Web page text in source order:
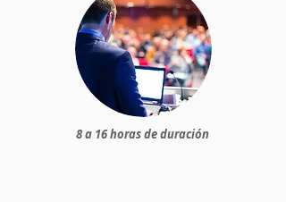
8 a 16 horas de duración